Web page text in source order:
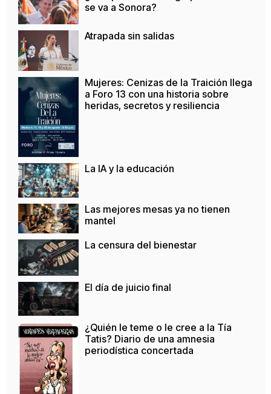
se va a Sonora?
Atrapada sin salidas
Mujeres: Cenizas de la Traición llega
a Foro 13 con una historia sobre
heridas, secretos y resiliencia
La IA y la educación
Las mejores mesas ya no tienen
mantel
La censura del bienestar
El día de juicio final
¿Quién le teme o le cree a la Tía
Tatis? Diario de una amnesia
periodística concertada